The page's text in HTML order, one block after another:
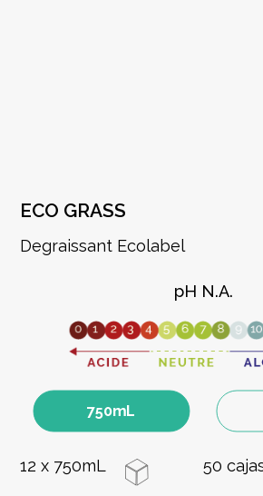
ECO GRASS
Degraissant Ecolabel
pH N.A.
750mL
12 x 750mL 50